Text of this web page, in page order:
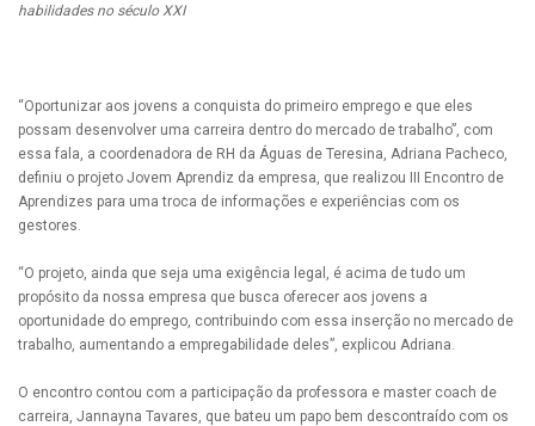
habilidades no século XXI
“Oportunizar aos jovens a conquista do primeiro emprego e que eles
possam desenvolver uma carreira dentro do mercado de trabalho”, com
essa fala, a coordenadora de RH da Águas de Teresina, Adriana Pacheco,
definiu o projeto Jovem Aprendiz da empresa, que realizou III Encontro de
Aprendizes para uma troca de informações e experiências com os
gestores.
“O projeto, ainda que seja uma exigência legal, é acima de tudo um
propósito da nossa empresa que busca oferecer aos jovens a
oportunidade do emprego, contribuindo com essa inserção no mercado de
trabalho, aumentando a empregabilidade deles”, explicou Adriana.
O encontro contou com a participação da professora e master coach de
carreira, Jannayna Tavares, que bateu um papo bem descontraído com os